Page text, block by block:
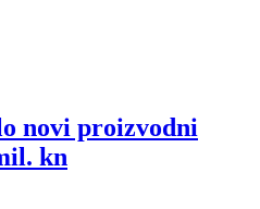
novi proizvodni
kn